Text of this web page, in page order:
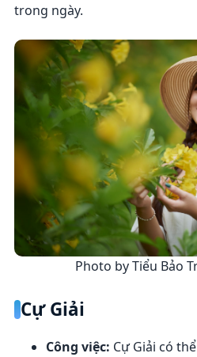
trong ngày.
Photo by Tiểu Bảo
Cự Giải
Công việc: Cự Giải có